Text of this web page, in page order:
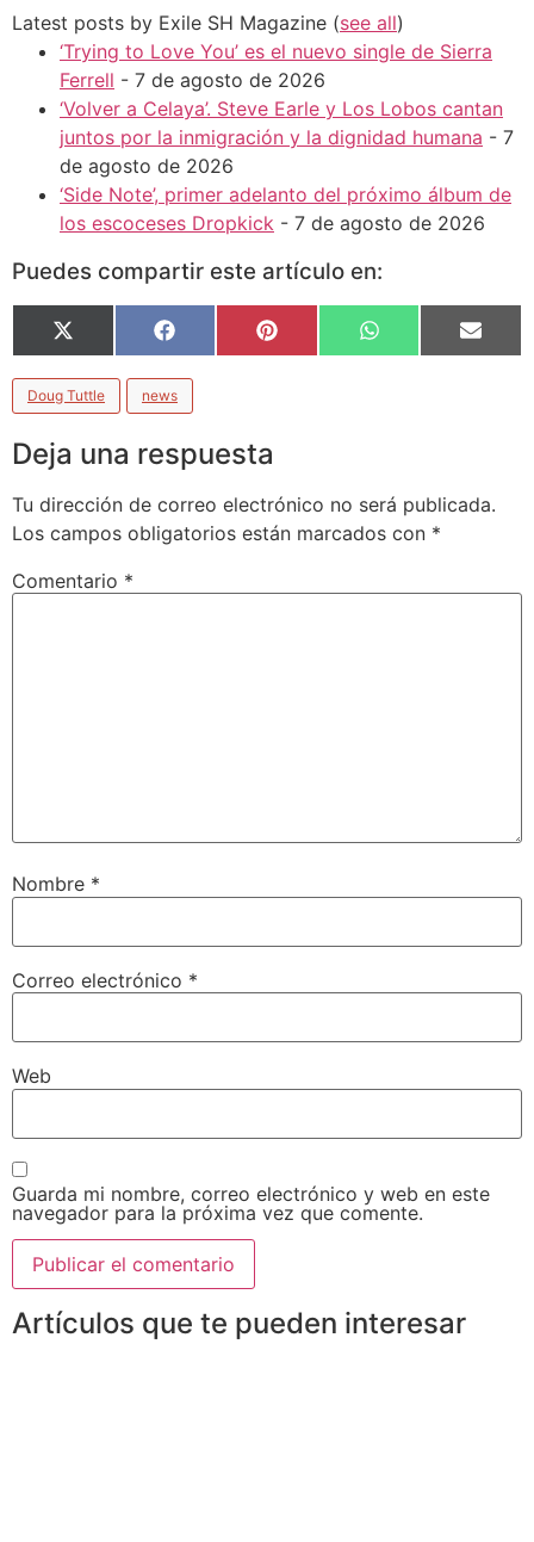
Latest posts by Exile SH Magazine (see all)
‘Trying to Love You’ es el nuevo single de Sierra
Ferrell - 7 de agosto de 2026
‘Volver a Celaya’. Steve Earle y Los Lobos cantan
juntos por la inmigración y la dignidad humana - 7
de agosto de 2026
‘Side Note’, primer adelanto del próximo álbum de
los escoceses Dropkick - 7 de agosto de 2026
Puedes compartir este artículo en:
X
(Twitter)
Facebook Pinterest WhatsApp Email
Doug Tuttle news
Deja una respuesta
Tu dirección de correo electrónico no será publicada.
Los campos obligatorios están marcados con *
Comentario *
Nombre *
Correo electrónico *
Web
Guarda mi nombre, correo electrónico y web en este
navegador para la próxima vez que comente.
Artículos que te pueden interesar